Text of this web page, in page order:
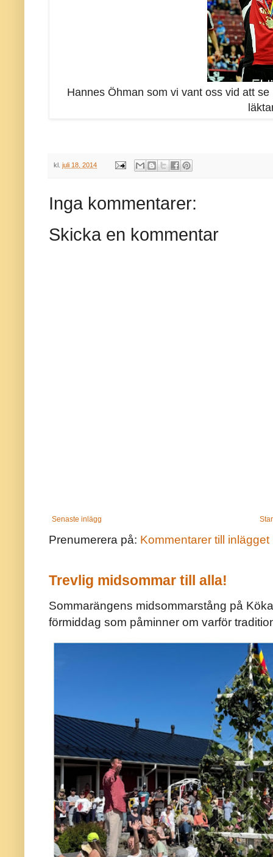
Hannes Öhman som vi vant oss vid att
kl. juli 18, 2014
Inga kommentarer:
Skicka en kommentar
Senaste inlägg
Prenumerera på: Kommentarer till inlägget
Trevlig midsommar till alla!
Sommarängens midsommarstång på
förmiddag som påminner om varför